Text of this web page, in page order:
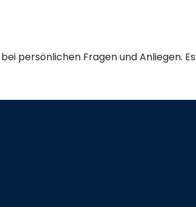
persönlichen Fragen und Anliegen.